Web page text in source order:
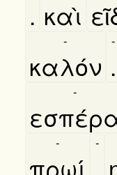
. καὶ
καλόν
-
.
-
-
πρωί
-
,
-